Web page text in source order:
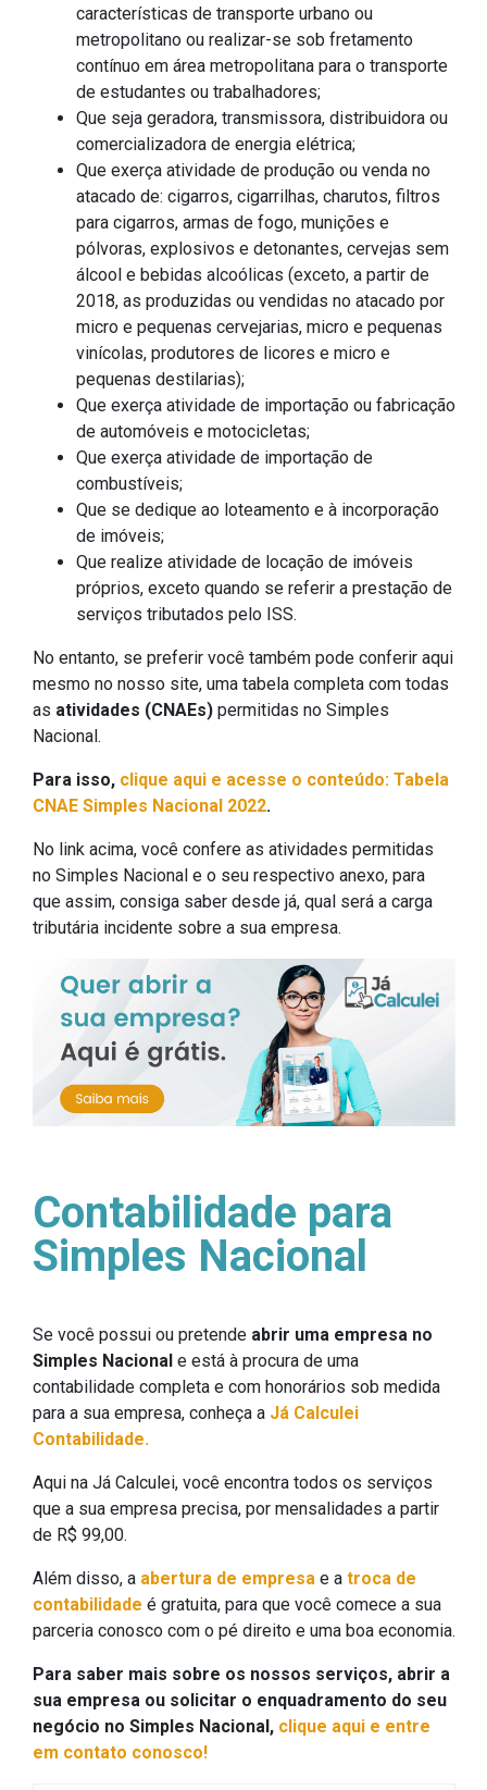
características de transporte urbano ou
metropolitano ou realizar-se sob fretamento
contínuo em área metropolitana para o transporte
de estudantes ou trabalhadores;
Que seja geradora, transmissora, distribuidora ou
comercializadora de energia elétrica;
Que exerça atividade de produção ou venda no
atacado de: cigarros, cigarrilhas, charutos, filtros
para cigarros, armas de fogo, munições e
pólvoras, explosivos e detonantes, cervejas sem
álcool e bebidas alcoólicas (exceto, a partir de
2018, as produzidas ou vendidas no atacado por
micro e pequenas cervejarias, micro e pequenas
vinícolas, produtores de licores e micro e
pequenas destilarias);
Que exerça atividade de importação ou fabricação
de automóveis e motocicletas;
Que exerça atividade de importação de
combustíveis;
Que se dedique ao loteamento e à incorporação
de imóveis;
Que realize atividade de locação de imóveis
próprios, exceto quando se referir a prestação de
serviços tributados pelo ISS.
No entanto, se preferir você também pode conferir aqui
mesmo no nosso site, uma tabela completa com todas
as atividades (CNAEs) permitidas no Simples
Nacional.
Para isso, clique aqui e acesse o conteúdo: Tabela
CNAE Simples Nacional 2022.
No link acima, você confere as atividades permitidas
no Simples Nacional e o seu respectivo anexo, para
que assim, consiga saber desde já, qual será a carga
tributária incidente sobre a sua empresa.
Contabilidade para
Simples Nacional
Se você possui ou pretende abrir uma empresa no
Simples Nacional e está à procura de uma
contabilidade completa e com honorários sob medida
para a sua empresa, conheça a Já Calculei
Contabilidade.
Aqui na Já Calculei, você encontra todos os serviços
que a sua empresa precisa, por mensalidades a partir
de R$ 99,00.
Além disso, a abertura de empresa e a troca de
contabilidade é gratuita, para que você comece a sua
parceria conosco com o pé direito e uma boa economia.
Para saber mais sobre os nossos serviços, abrir a
sua empresa ou solicitar o enquadramento do seu
negócio no Simples Nacional, clique aqui e entre
em contato conosco!